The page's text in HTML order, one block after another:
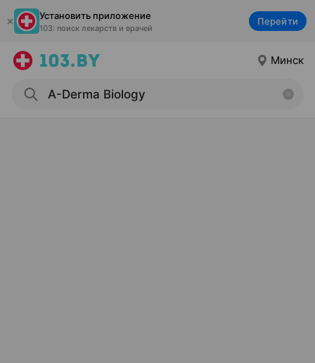
Установить приложение
103: поиск лекарств и врачей
Перейти
Минск